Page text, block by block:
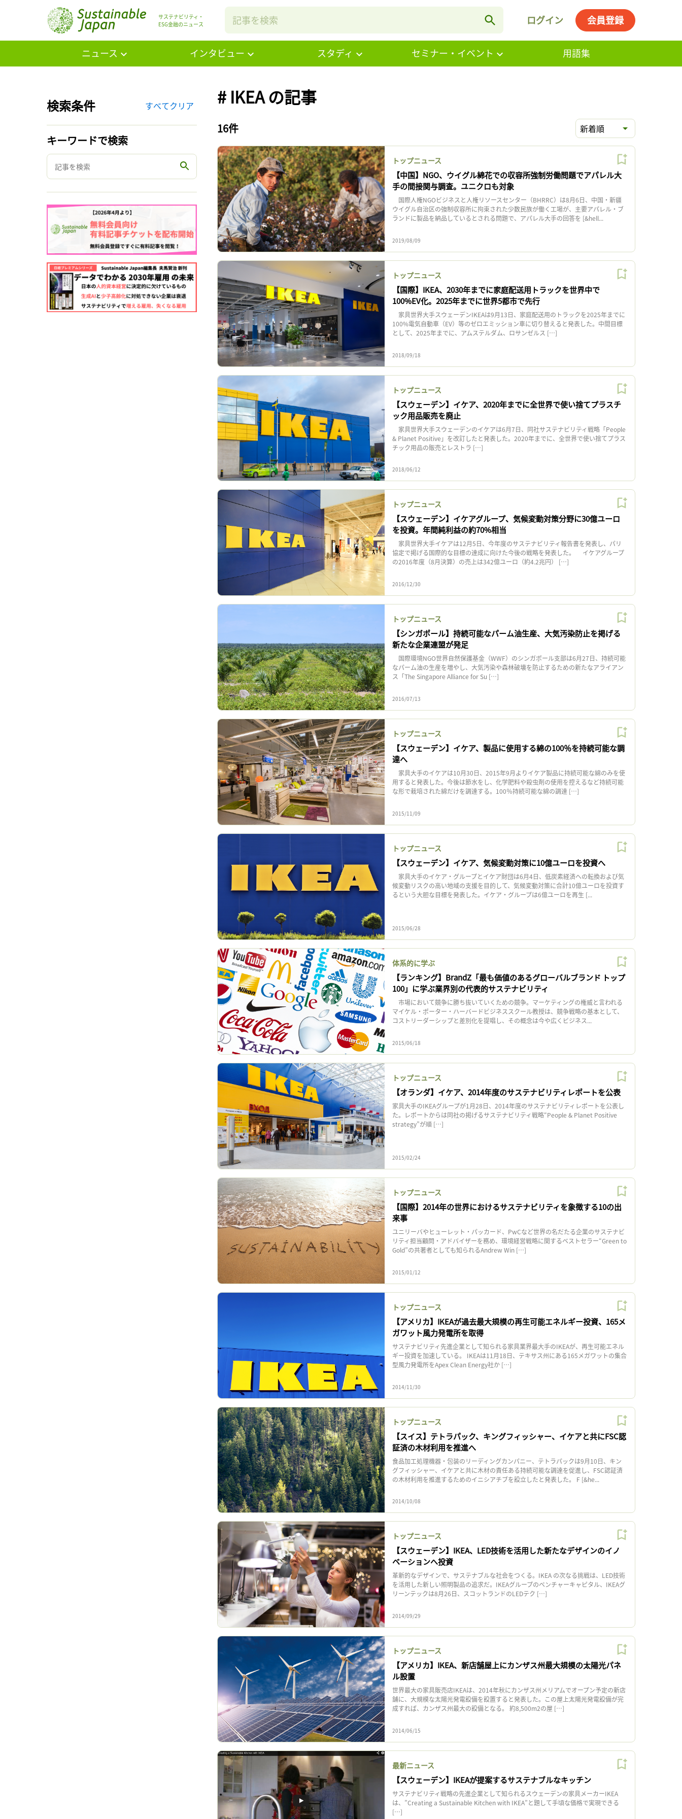
サステナビリティ・
ESG金融のニュース
ログイン 会員登録
ニュース インタビュー スタディ セミナー・イベント 用語集
検索条件 すべてクリア
キーワードで検索
# IKEA の記事
16件 新着順
トップニュース
【中国】NGO、ウイグル綿花での収容所強制労働問題でアパレル大
手の間接関与調査。ユニクロも対象
国際人権NGOビジネスと人権リソースセンター（BHRRC）は8月6日、中国・新疆
ウイグル自治区の強制収容所に拘束された少数民族が働く工場が、主要アパレル・ブ
ランドに製品を納品しているとされる問題で、アパレル大手の回答を [&hell...
2019/08/09
トップニュース
【国際】IKEA、2030年までに家庭配送用トラックを世界中で
100%EV化。2025年までに世界5都市で先行
家具世界大手スウェーデンIKEAは9月13日、家庭配送用のトラックを2025年までに
100%電気自動車（EV）等のゼロエミッション車に切り替えると発表した。中間目標
として、2025年までに、アムステルダム、ロサンゼルス […]
2018/09/18
トップニュース
【スウェーデン】イケア、2020年までに全世界で使い捨てプラスチ
ック用品販売を廃止
家具世界大手スウェーデンのイケアは6月7日、同社サステナビリティ戦略「People
& Planet Positive」を改訂したと発表した。2020年までに、全世界で使い捨てプラス
チック用品の販売とレストラ […]
2018/06/12
トップニュース
【スウェーデン】イケアグループ、気候変動対策分野に30億ユーロ
を投資。年間純利益の約70%相当
家具世界大手イケアは12月5日、今年度のサステナビリティ報告書を発表し、パリ
協定で掲げる国際的な目標の達成に向けた今後の戦略を発表した。 イケアグループ
の2016年度（8月決算）の売上は342億ユーロ（約4.2兆円） […]
2016/12/30
トップニュース
【シンガポール】持続可能なパーム油生産、大気汚染防止を掲げる
新たな企業連盟が発足
国際環境NGO世界自然保護基金（WWF）のシンガポール支部は6月27日、持続可能
なパーム油の生産を増やし、大気汚染や森林破壊を防止するための新たなアライアン
ス「The Singapore Alliance for Su […]
2016/07/13
トップニュース
【スウェーデン】イケア、製品に使用する綿の100％を持続可能な調
達へ
家具大手のイケアは10月30日、2015年9月よりイケア製品に持続可能な綿のみを使
用すると発表した。今後は節水をし、化学肥料や殺虫剤の使用を控えるなど持続可能
な形で栽培された綿だけを調達する。100％持続可能な綿の調達 […]
2015/11/09
トップニュース
【スウェーデン】イケア、気候変動対策に10億ユーロを投資へ
家具大手のイケア・グループとイケア財団は6月4日、低炭素経済への転換および気
候変動リスクの高い地域の支援を目的して、気候変動対策に合計10億ユーロを投資す
るという大胆な目標を発表した。イケア・グループは6億ユーロを再生 [...
2015/06/28
体系的に学ぶ
【ランキング】BrandZ「最も価値のあるグローバルブランド トップ
100」に学ぶ業界別の代表的サステナビリティ
市場において競争に勝ち抜いていくための競争。マーケティングの権威と言われる
マイケル・ポーター・ハーバードビジネススクール教授は、競争戦略の基本として、
コストリーダーシップと差別化を提唱し、その概念は今や広くビジネス...
2015/06/18
トップニュース
【オランダ】イケア、2014年度のサステナビリティレポートを公表
家具大手のIKEAグループが1月28日、2014年度のサステナビリティレポートを公表し
た。レポートからは同社の掲げるサステナビリティ戦略“People & Planet Positive
strategy”が順 […]
2015/02/24
トップニュース
【国際】2014年の世界におけるサステナビリティを象徴する10の出
来事
ユニリーバやヒューレット・パッカード、PwCなど世界の名だたる企業のサステナビ
リティ担当顧問・アドバイザーを務め、環境経営戦略に関するベストセラー“Green to
Gold”の共著者としても知られるAndrew Win […]
2015/01/12
トップニュース
【アメリカ】IKEAが過去最大規模の再生可能エネルギー投資、165メ
ガワット風力発電所を取得
サステナビリティ先進企業として知られる家具業界最大手のIKEAが、再生可能エネル
ギー投資を加速している。 IKEAは11月18日、テキサス州にある165メガワットの集合
型風力発電所をApex Clean Energy社か […]
2014/11/30
トップニュース
【スイス】テトラパック、キングフィッシャー、イケアと共にFSC認
証済の木材利用を推進へ
食品加工処理機器・包装のリーディングカンパニー、テトラパックは9月10日、キン
グフィッシャー、イケアと共に木材の責任ある持続可能な調達を促進し、FSC認証済
の木材利用を推進するためのイニシアチブを設立したと発表した。 F [&he...
2014/10/08
トップニュース
【スウェーデン】IKEA、LED技術を活用した新たなデザインのイノ
ベーションへ投資
革新的なデザインで、サステナブルな社会をつくる。IKEA の次なる挑戦は、LED技術
を活用した新しい照明製品の追求だ。IKEAグループのベンチャーキャピタル、IKEAグ
リーンテックは8月26日、スコットランドのLEDテク […]
2014/09/29
トップニュース
【アメリカ】IKEA、新店舗屋上にカンザス州最大規模の太陽光パネ
ル設置
世界最大の家具販売店IKEAは、2014年秋にカンザス州メリアムでオープン予定の新店
舗に、大規模な太陽光発電設備を設置すると発表した。この屋上太陽光発電設備が完
成すれば、カンザス州最大の設備となる。 約8,500m2の屋 […]
2014/06/15
最新ニュース
【スウェーデン】IKEAが提案するサステナブルなキッチン
サステナビリティ戦略の先進企業として知られるスウェーデンの家具メーカーIKEA
は、”Creating a Sustainable Kitchen with IKEA”と題して手頃な価格で実現できる
[…]
記事をお気に入りに保存するには
ログインが必要です
ログイン 会員登録